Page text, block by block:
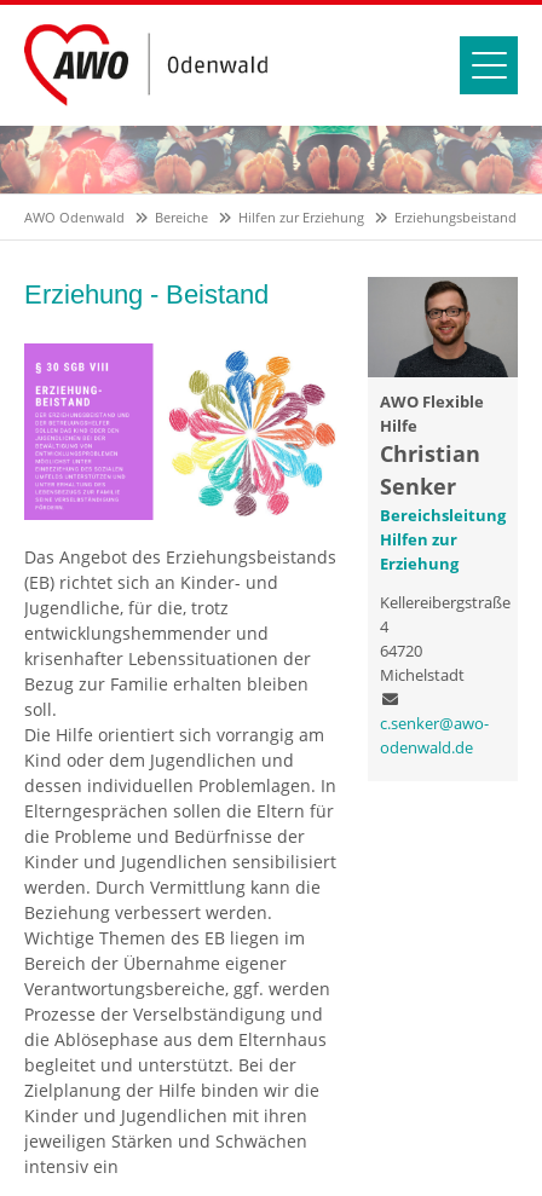
AWO Odenwald Bereiche Hilfen zur Erziehung Erziehungsbeistand
Erziehung - Beistand
Das Angebot des Erziehungsbeistands
(EB) richtet sich an Kinder- und
Jugendliche, für die, trotz
entwicklungshemmender und
krisenhafter Lebenssituationen der
Bezug zur Familie erhalten bleiben
soll.
Die Hilfe orientiert sich vorrangig am
Kind oder dem Jugendlichen und
dessen individuellen Problemlagen. In
Elterngesprächen sollen die Eltern für
die Probleme und Bedürfnisse der
Kinder und Jugendlichen sensibilisiert
werden. Durch Vermittlung kann die
Beziehung verbessert werden.
Wichtige Themen des EB liegen im
Bereich der Übernahme eigener
Verantwortungsbereiche, ggf. werden
Prozesse der Verselbständigung und
die Ablösephase aus dem Elternhaus
begleitet und unterstützt. Bei der
Zielplanung der Hilfe binden wir die
Kinder und Jugendlichen mit ihren
jeweiligen Stärken und Schwächen
intensiv ein
AWO Flexible
Hilfe
Christian
Senker
Bereichsleitung
Hilfen zur
Erziehung
Kellereibergstraße
4
64720
Michelstadt
c.senker@awo-
odenwald.de